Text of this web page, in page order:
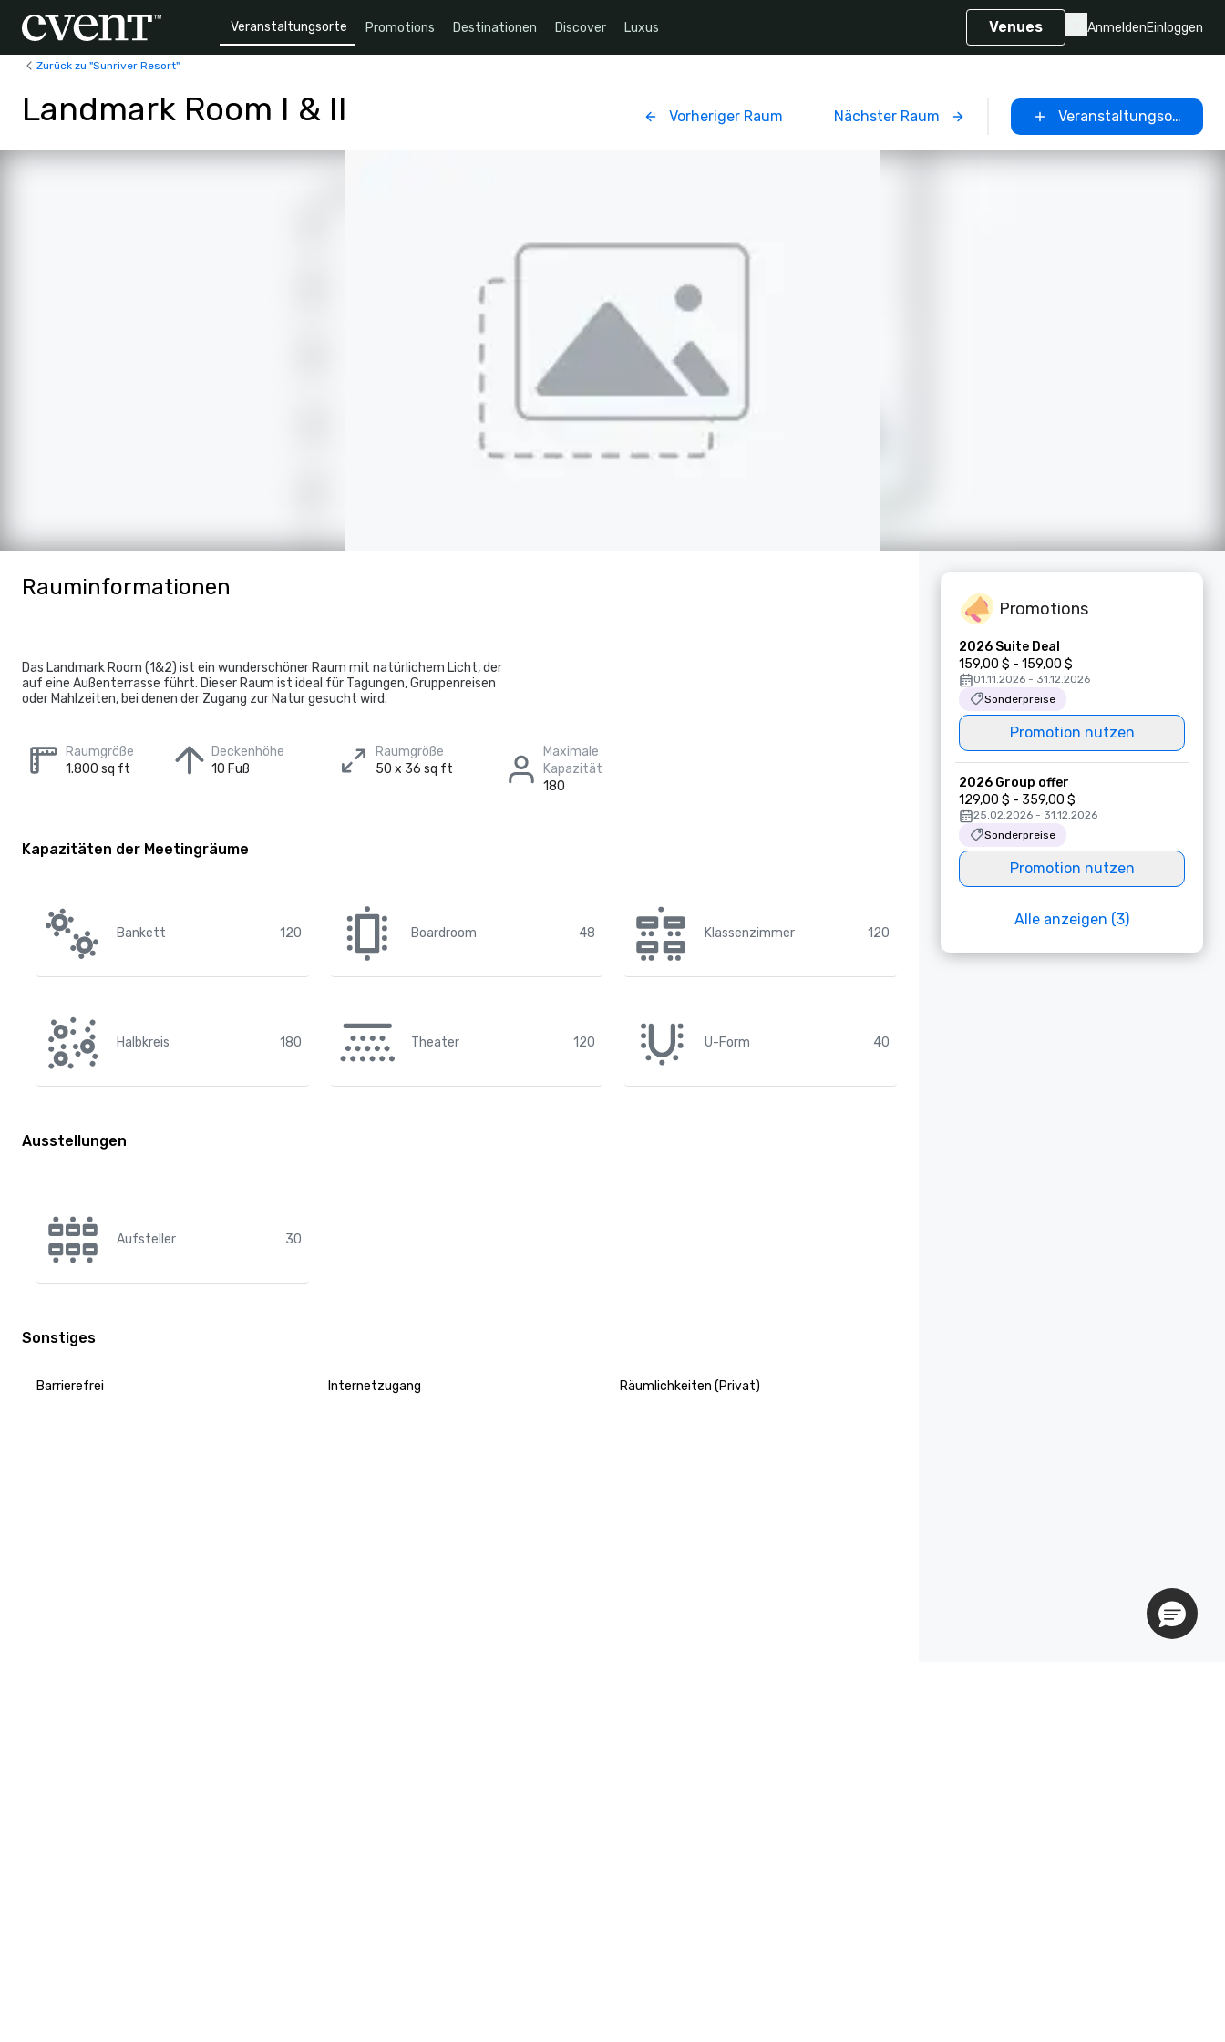
Veranstaltungsorte Promotions Destinationen Discover Luxus Venues AnmeldenEinloggen
Zurück zu "Sunriver Resort"
Landmark Room I & II Vorheriger Raum Nächster Raum Veranstaltungsort
Rauminformationen
Das Landmark Room (1&2) ist ein wunderschöner Raum mit natürlichem Licht, der
auf eine Außenterrasse führt. Dieser Raum ist ideal für Tagungen, Gruppenreisen
oder Mahlzeiten, bei denen der Zugang zur Natur gesucht wird.
Raumgröße
1.800 sq ft
Deckenhöhe
10 Fuß
Raumgröße
50 x 36 sq ft
Maximale
Kapazität
180
Kapazitäten der Meetingräume
Bankett 120 Boardroom 48 Klassenzimmer 120
Halbkreis 180 Theater 120 U-Form 40
Ausstellungen
Aufsteller 30
Sonstiges
Barrierefrei Internetzugang Räumlichkeiten (Privat)
Promotions
2026 Suite Deal
159,00 $ - 159,00 $
01.11.2026 - 31.12.2026
Sonderpreise
Promotion nutzen
2026 Group offer
129,00 $ - 359,00 $
25.02.2026 - 31.12.2026
Sonderpreise
Promotion nutzen
Alle anzeigen (3)